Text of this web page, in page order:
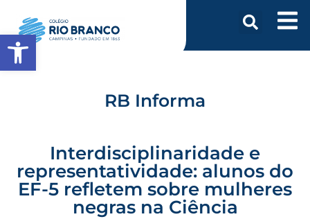
RB Informa
Interdisciplinaridade e
representatividade: alunos do
EF-5 refletem sobre mulheres
negras na Ciência
Abrir a barra de ferramentas